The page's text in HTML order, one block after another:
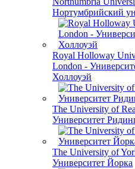
Нортумбрийский
Royal Holloway
London -
Холлоуэй
The University of
Университет
The University of
Университет Йорка